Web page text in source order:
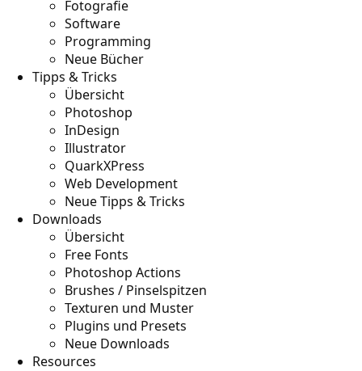
Fotografie
Software
Programming
Neue Bücher
Tipps & Tricks
Übersicht
Photoshop
InDesign
Illustrator
QuarkXPress
Web Development
Neue Tipps & Tricks
Downloads
Übersicht
Free Fonts
Photoshop Actions
Brushes / Pinselspitzen
Texturen und Muster
Plugins und Presets
Neue Downloads
Resources